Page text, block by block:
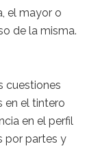
el mayor o
de la misma.
cuestiones
en el tintero
en el perfil
por partes y